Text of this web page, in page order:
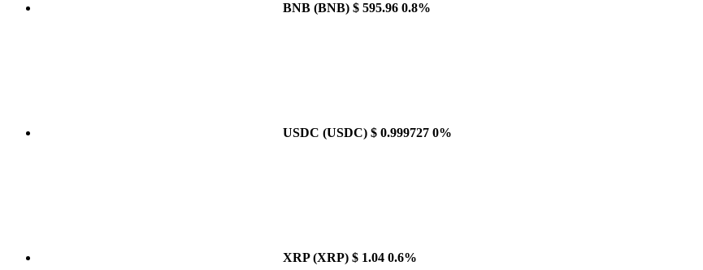
BNB (BNB) $ 595.96 0.8%
USDC (USDC) $ 0.999727 0%
XRP(XRP) $ 1.04 0.6%